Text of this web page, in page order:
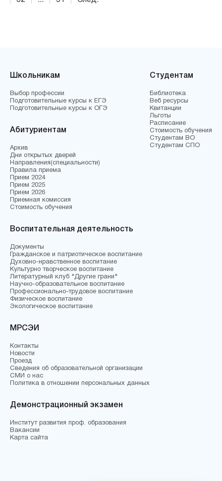
Школьникам
Выбор профессии
Подготовительные курсы к ЕГЭ
Подготовительные курсы к ОГЭ
Абитуриентам
Архив
Дни открытых дверей
Направления(специальности)
Правила приема
Прием 2024
Прием 2025
Прием 2026
Приемная комиссия
Стоимость обучения
Студентам
Библиотека
Веб ресурсы
Квитанции
Льготы
Расписание
Стоимость обучения
Студентам ВО
Студентам СПО
Воспитательная деятельность
Документы
Гражданское и патриотическое воспитание
Духовно-нравственное воспитание
Культурно творческое воспитание
Литературный клуб "Другие грани"
Научно-образовательное воспитание
Профессионально-трудовое воспитание
Физическое воспитание
Экологическое воспитание
МРСЭИ
Контакты
Новости
Проезд
Сведения об образовательной организации
СМИ о нас
Политика в отношении персональных данных
Демонстрационный экзамен
Институт развития проф. образования
Вакансии
Карта сайта